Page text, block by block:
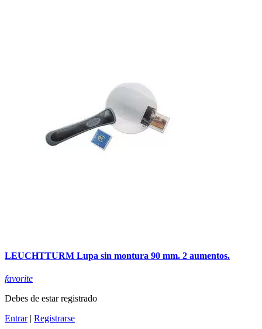
LEUCHTTURM Lupa sin montura 90 mm. 2 aumentos.
favorite
Debes de estar registrado
Entrar| Registrarse